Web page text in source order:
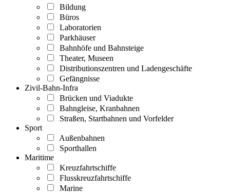
Bildung
Büros
Laboratorien
Parkhäuser
Bahnhöfe und Bahnsteige
Theater, Museen
Distributionszentren und Ladengeschäfte
Gefängnisse
Zivil-Bahn-Infra
Brücken und Viadukte
Bahngleise, Kranbahnen
Straßen, Startbahnen und Vorfelder
Sport
Außenbahnen
Sporthallen
Maritime
Kreuzfahrtschiffe
Flusskreuzfahrtschiffe
Marine